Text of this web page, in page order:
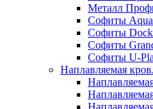
Металл
Софиты
Софиты
Софиты
Софиты U-
Наплавляемая